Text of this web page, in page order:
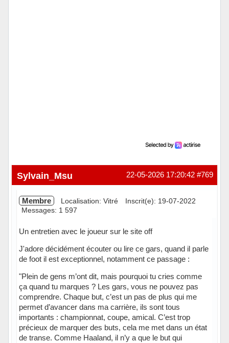
#769
22-05-2026 17:20:42
Sylvain_Msu
Membre Localisation: Vitré
Inscrit(e): 19-07-2022
Messages: 1 597
Un entretien avec le joueur sur le site off
J'adore décidément écouter ou lire ce gars, quand il parle
de foot il est exceptionnel, notamment ce passage :
"Plein de gens m’ont dit, mais pourquoi tu cries comme
ça quand tu marques ? Les gars, vous ne pouvez pas
comprendre. Chaque but, c’est un pas de plus qui me
permet d’avancer dans ma carrière, ils sont tous
importants : championnat, coupe, amical. C’est trop
précieux de marquer des buts, cela me met dans un état
de transe. Comme Haaland, il n’y a que le but qui